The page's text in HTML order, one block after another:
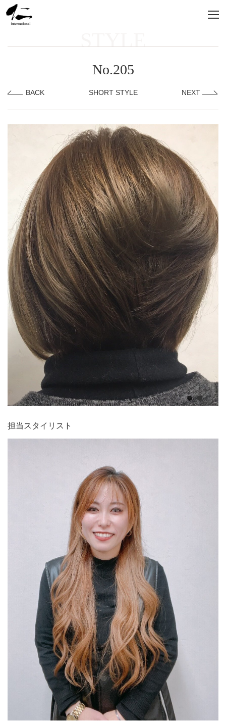
STYLE
No.205
BACK SHORT STYLE NEXT
担当スタイリスト